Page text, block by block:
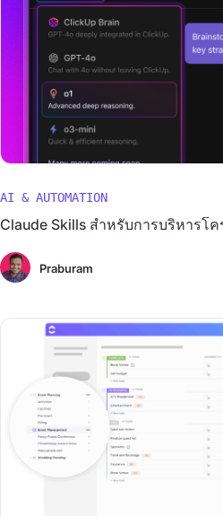
AI & AUTOMATION
Claude Skills สำหรับการบริหารโ
Praburam